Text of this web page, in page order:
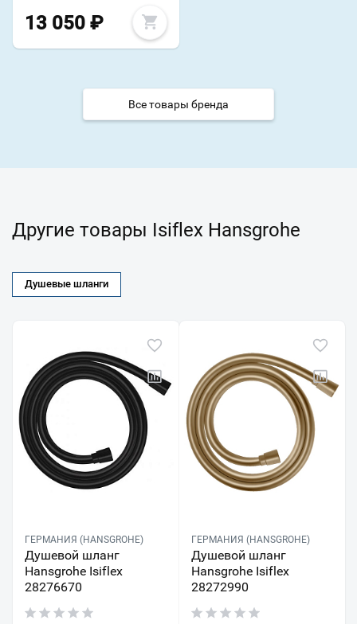
13 050 ₽
Все товары бренда
Другие товары Isiflex Hansgrohe
Душевые шланги
ГЕРМАНИЯ (HANSGROHE)
Душевой шланг
Hansgrohe Isiflex
28276670
ГЕРМАНИЯ (HANSGROHE)
Душевой шланг
Hansgrohe Isiflex
28272990